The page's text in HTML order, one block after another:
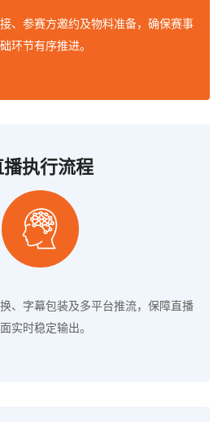
、参赛方邀约及物料准备，确保赛事
环节有序推进。
播执行流程
、字幕包装及多平台推流，保障直播
实时稳定输出。